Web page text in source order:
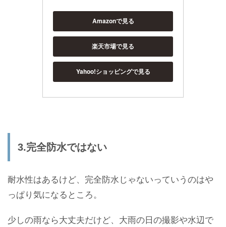
Amazonで見る
楽天市場で見る
Yahoo!ショッピングで見る
3.完全防水ではない
耐水性はあるけど、完全防水じゃないっていうのはや
っぱり気になるところ。
少しの雨なら大丈夫だけど、大雨の日の撮影や水辺で